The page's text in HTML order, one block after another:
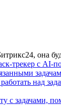
она
трекер с AI-
над
с задачами,